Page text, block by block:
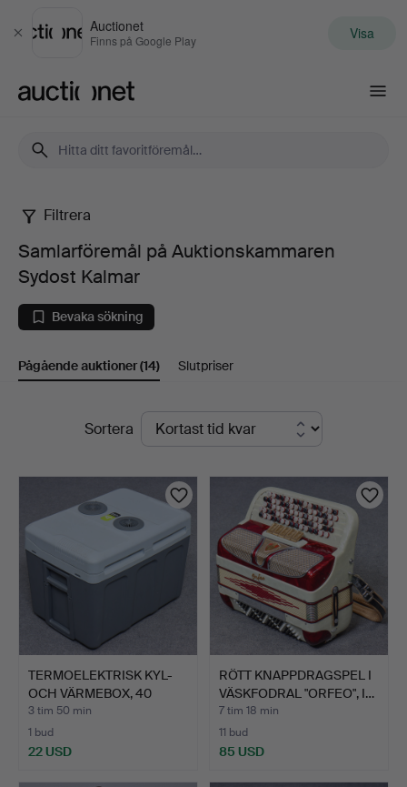
Stäng
Auctionet
Finns på Google Play Visa
Samlarföremål
på
Auktionskammaren
Sydost
Filtrera
Samlarföremål på Auktionskammaren
Sydost Kalmar
Bevaka sökning
Pågående auktioner(14) Slutpriser
PågåendeSortera
TERMOELEKTRISK KYL-
OCH VÄRMEBOX, 40
LITER…
3 tim 50 min
1 bud
22 USD
RÖTT KNAPPDRAGSPEL I
VÄSKFODRAL "ORFEO", I…
7 tim 18 min
11 bud
85 USD